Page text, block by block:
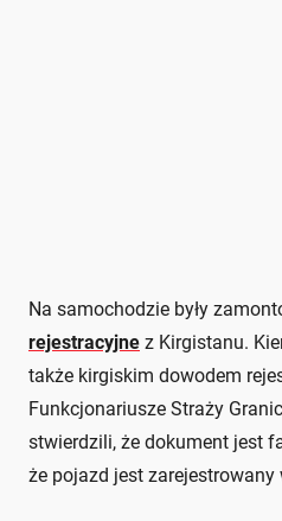
Na samochodzie były
rejestracyjne z Kirgistanu.
także kirgiskim dowodem
Funkcjonariusze Straży
stwierdzili, że dokument jest
że pojazd jest zarejestrowany